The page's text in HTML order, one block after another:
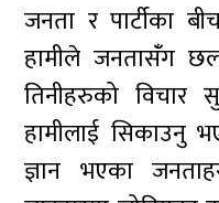
जनता र पार्टीका
हामीले जनतासँंग
तिनीहरुको विचार
हामीलाई सिकाउनु
ज्ञान भएका